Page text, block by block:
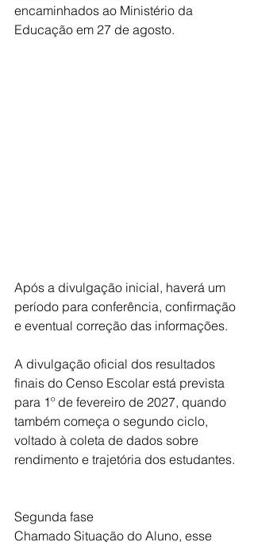
encaminhados ao Ministério da
Educação em 27 de agosto.
Após a divulgação inicial, haverá um
período para conferência, confirmação
e eventual correção das informações.
A divulgação oficial dos resultados
finais do Censo Escolar está prevista
para 1º de fevereiro de 2027, quando
também começa o segundo ciclo,
voltado à coleta de dados sobre
rendimento e trajetória dos estudantes.
Segunda fase
Chamado Situação do Aluno, esse